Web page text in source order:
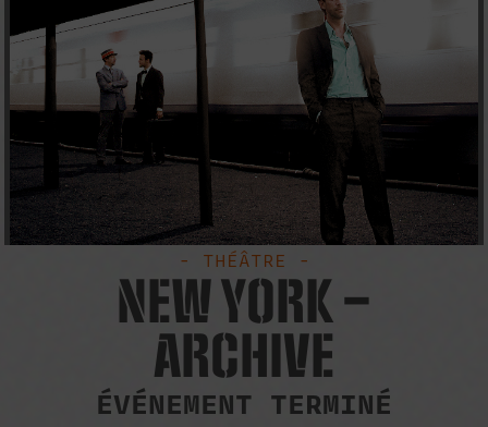
- THÉÂTRE -
NEW YORK –
ARCHIVE
ÉVÉNEMENT TERMINÉ